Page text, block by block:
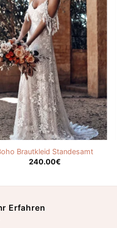
Brautkleid Standesamt
240.00€
Erfahren